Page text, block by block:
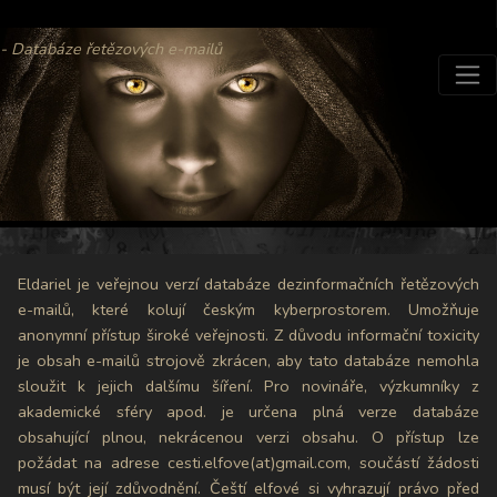
- Databáze řetězových e-mailů
Eldariel je veřejnou verzí databáze dezinformačních řetězových
e-mailů, které kolují českým kyberprostorem. Umožňuje
anonymní přístup široké veřejnosti. Z důvodu informační toxicity
je obsah e-mailů strojově zkrácen, aby tato databáze nemohla
sloužit k jejich dalšímu šíření. Pro novináře, výzkumníky z
akademické sféry apod. je určena plná verze databáze
obsahující plnou, nekrácenou verzi obsahu. O přístup lze
požádat na adrese cesti.elfove(at)gmail.com, součástí žádosti
musí být její zdůvodnění. Čeští elfové si vyhrazují právo před